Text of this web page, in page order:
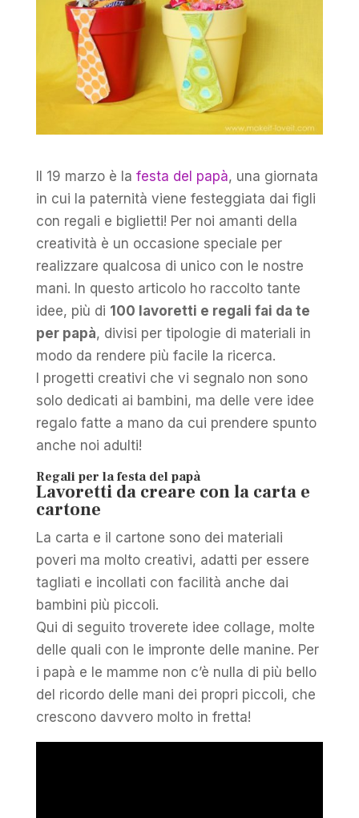
Il 19 marzo è la festa del papà, una giornata
in cui la paternità viene festeggiata dai figli
con regali e biglietti! Per noi amanti della
creatività è un occasione speciale per
realizzare qualcosa di unico con le nostre
mani. In questo articolo ho raccolto tante
idee, più di 100 lavoretti e regali fai da te
per papà, divisi per tipologie di materiali in
modo da rendere più facile la ricerca.
I progetti creativi che vi segnalo non sono
solo dedicati ai bambini, ma delle vere idee
regalo fatte a mano da cui prendere spunto
anche noi adulti!
Regali per la festa del papà
Lavoretti da creare con la carta e
cartone
La carta e il cartone sono dei materiali
poveri ma molto creativi, adatti per essere
tagliati e incollati con facilità anche dai
bambini più piccoli.
Qui di seguito troverete idee collage, molte
delle quali con le impronte delle manine. Per
i papà e le mamme non c’è nulla di più bello
del ricordo delle mani dei propri piccoli, che
crescono davvero molto in fretta!